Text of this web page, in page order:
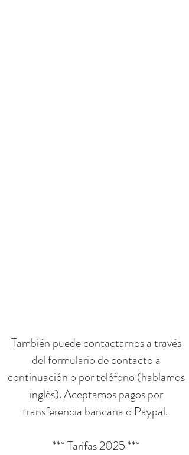
También puede contactarnos a través
del formulario de contacto a
continuación o por teléfono (hablamos
inglés). Aceptamos pagos por
transferencia bancaria o Paypal.
*** Tarifas 2025 ***